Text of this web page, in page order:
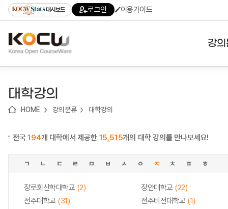
기
기
기
content)
가
대시보드 로그인 이용가이드
강
대학강의
HOME 강의분류 대학강의
전국194개 대학에서 제공한 15,515개의 대학 강의를 만나보세요!
ㄱ ㄴ ㄷ ㄹ ㅁ ㅂ ㅅ ㅇ ㅈ ㅊ ㅍ ㅎ
장로회신학대학교 (2) 장안대학교 (22)
전주대학교 (31) 전주비전대학교 (1)